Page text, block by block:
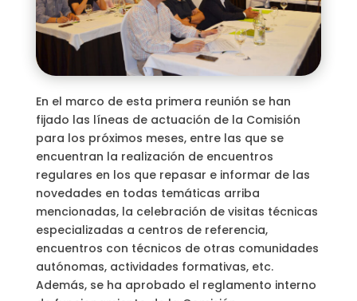
En el marco de esta primera reunión se han
fijado las líneas de actuación de la Comisión
para los próximos meses, entre las que se
encuentran la realización de encuentros
regulares en los que repasar e informar de las
novedades en todas temáticas arriba
mencionadas, la celebración de visitas técnicas
especializadas a centros de referencia,
encuentros con técnicos de otras comunidades
autónomas, actividades formativas, etc.
Además, se ha aprobado el reglamento interno